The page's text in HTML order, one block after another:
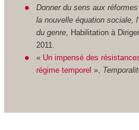
Donner du sens aux
la nouvelle équation sociale,
du genre , Habilitation à
2011.
« Un impensé des
régime temporel »,